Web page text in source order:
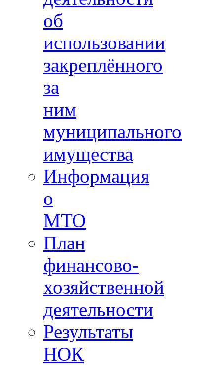
об
использовании
закреплённого
за
ним
муниципального
имущества
Информация
о
МТО
План
финансово-
хозяйственной
деятельности
Результаты
НОК